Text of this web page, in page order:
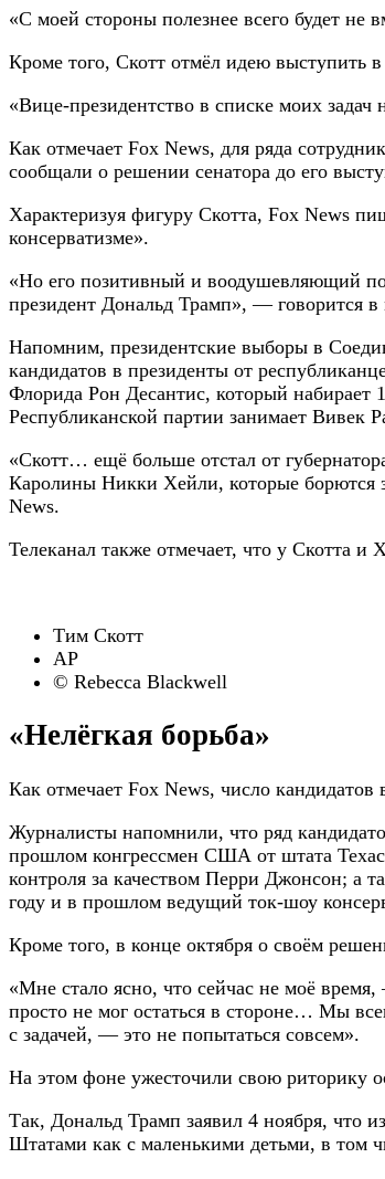
«С моей стороны полезнее всего будет не
Кроме того, Скотт отмёл идею выступить
«Вице-президентство в списке моих
Как отмечает Fox News, для ряда
сообщали о решении сенатора до его
Характеризуя фигуру Скотта, Fox News
консерватизме».
«Но его позитивный и воодушевляющий
президент Дональд Трамп», — говорится в
Напомним, президентские выборы в
кандидатов в президенты от
Флорида Рон Десантис, который
Республиканской партии занимает Вивек
«Скотт… ещё больше отстал от
Каролины Никки Хейли, которые борются
News.
Телеканал также отмечает, что у Скотта
Тим Скотт
AP
© Rebecca Blackwell
«Нелёгкая борьба»
Как отмечает Fox News, число
Журналисты напомнили, что ряд
прошлом конгрессмен США от штата
контроля за качеством Перри Джонсон; а
году и в прошлом ведущий ток-шоу
Кроме того, в конце октября о своём
«Мне стало ясно, что сейчас не моё
просто не мог остаться в стороне… Мы
с задачей, — это не попытаться совсем».
На этом фоне ужесточили свою риторику
Так, Дональд Трамп заявил 4 ноября, что
Штатами как с маленькими детьми, в том